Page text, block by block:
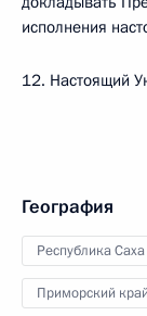
исполнения
12. Настоящий
География
Республика
Приморский край